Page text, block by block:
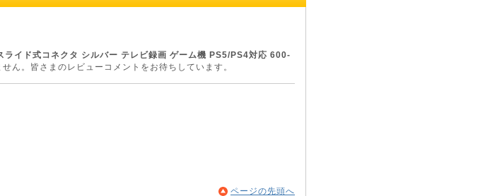
イド式コネクタ シルバー テレビ録画 ゲーム機 PS5/PS4対応 600-
ん。皆さまのレビューコメントをお待ちしています。
ページの先頭へ